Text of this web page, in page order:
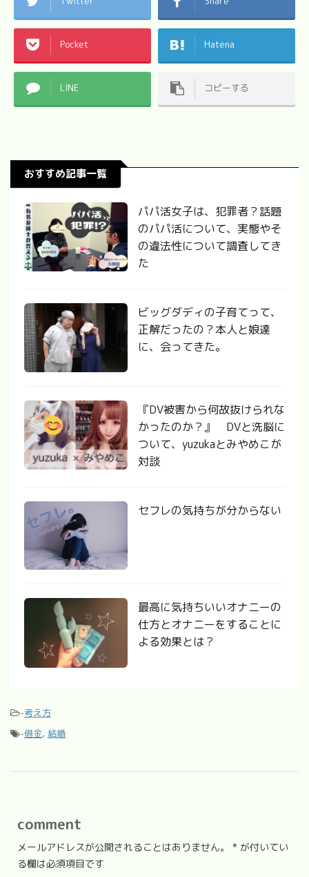
Pocket Hatena
LINE コピーする
おすすめ記事一覧
パパ活女子は、犯罪者？話題
のパパ活について、実態やそ
の違法性について調査してき
た
ビッグダディの子育てって、
正解だったの？本人と娘達
に、会ってきた。
『DV被害から何故抜けられな
かったのか？』 DVと洗脳に
ついて、yuzukaとみやめこが
対談
セフレの気持ちが分からない
最高に気持ちいいオナニーの
仕方とオナニーをすることに
よる効果とは？
-考え方
-借金, 結婚
comment
メールアドレスが公開されることはありません。 * が付いてい
る欄は必須項目です